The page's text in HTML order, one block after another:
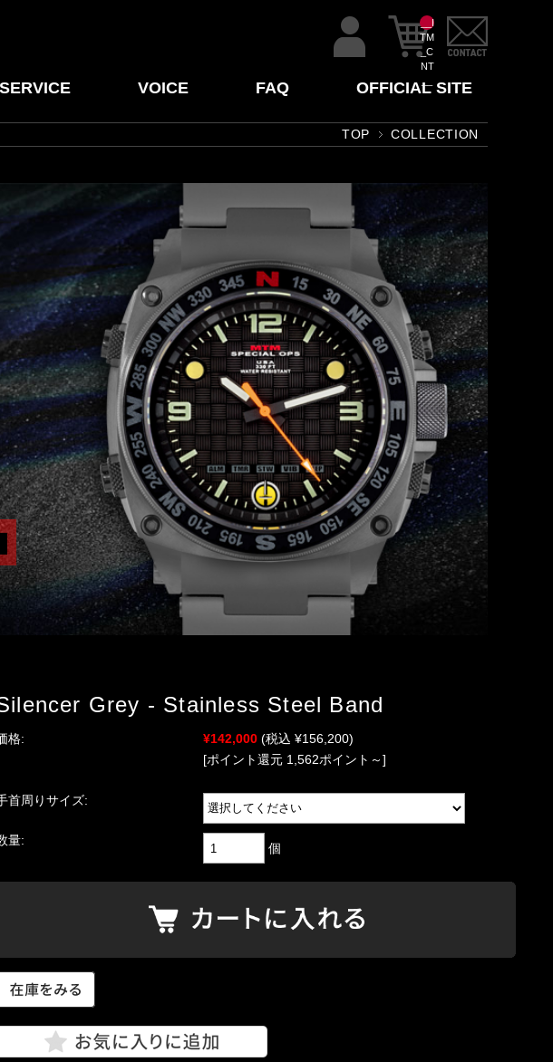
__I
TM
_C
NT
__
SERVICE VOICE FAQ OFFICIAL SITE
TOP COLLECTION
Grey - Stainless Steel Band
格: ¥142,000 (税込 ¥156,200)
[ポイント還元 1,562ポイント～]
首周りサイズ:
量:
個